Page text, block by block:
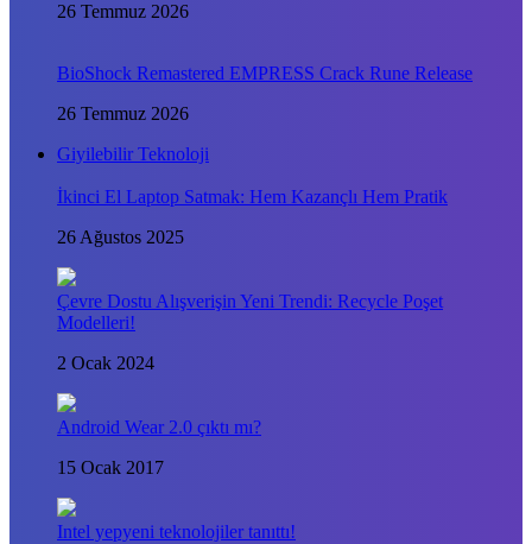
26 Temmuz 2026
BioShock Remastered EMPRESS Crack Rune Release
26 Temmuz 2026
Giyilebilir Teknoloji
İkinci El Laptop Satmak: Hem Kazançlı Hem Pratik
26 Ağustos 2025
Çevre Dostu Alışverişin Yeni Trendi: Recycle Poşet
Modelleri!
2 Ocak 2024
Android Wear 2.0 çıktı mı?
15 Ocak 2017
Intel yepyeni teknolojiler tanıttı!